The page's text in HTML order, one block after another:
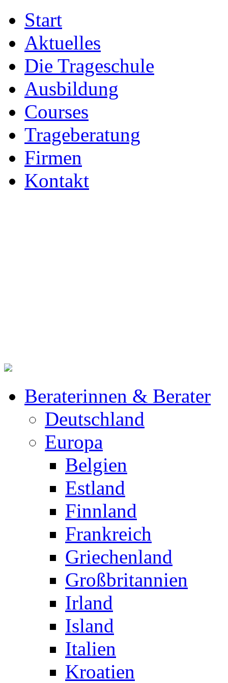
Start
Aktuelles
Die Trageschule
Ausbildung
Courses
Trageberatung
Firmen
Kontakt
Beraterinnen & Berater
Deutschland
Europa
Belgien
Estland
Finnland
Frankreich
Griechenland
Großbritannien
Irland
Island
Italien
Kroatien